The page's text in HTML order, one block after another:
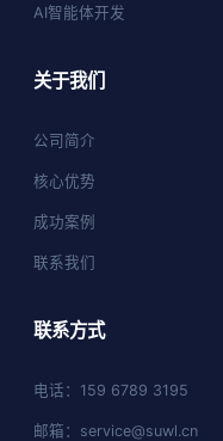
AI智能体开发
关于我们
公司简介
核心优势
成功案例
联系我们
联系方式
电话：159 6789 3195
邮箱：service@suwl.cn